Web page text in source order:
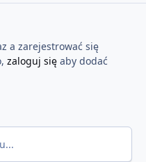
a zarejestrować się
zaloguj sięaby dodać